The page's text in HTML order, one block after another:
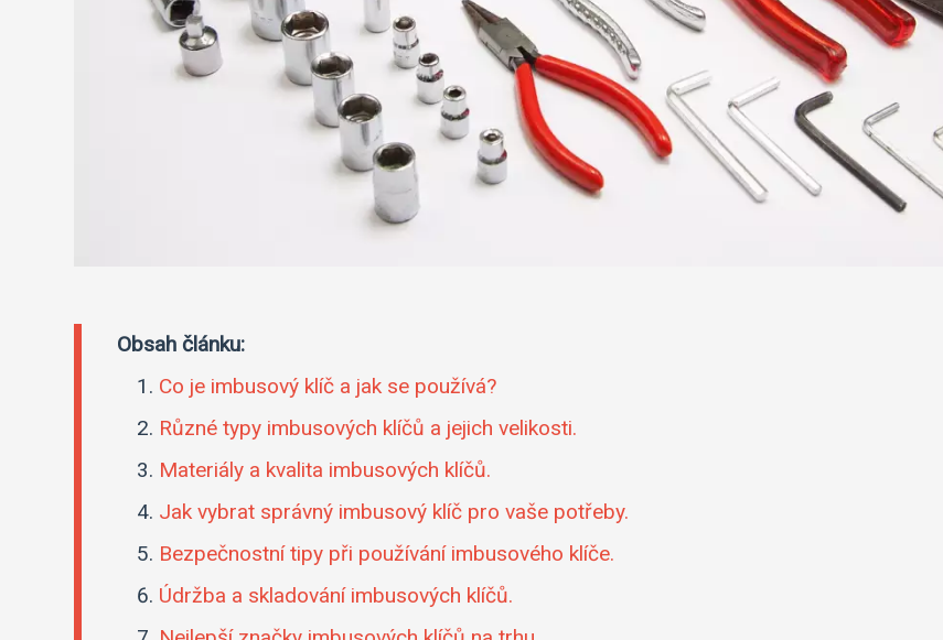
Obsah článku:
Co je imbusový klíč a jak se používá?
Různé typy imbusových klíčů a jejich velikosti.
Materiály a kvalita imbusových klíčů.
Jak vybrat správný imbusový klíč pro vaše potřeby.
Bezpečnostní tipy při používání imbusového klíče.
Údržba a skladování imbusových klíčů.